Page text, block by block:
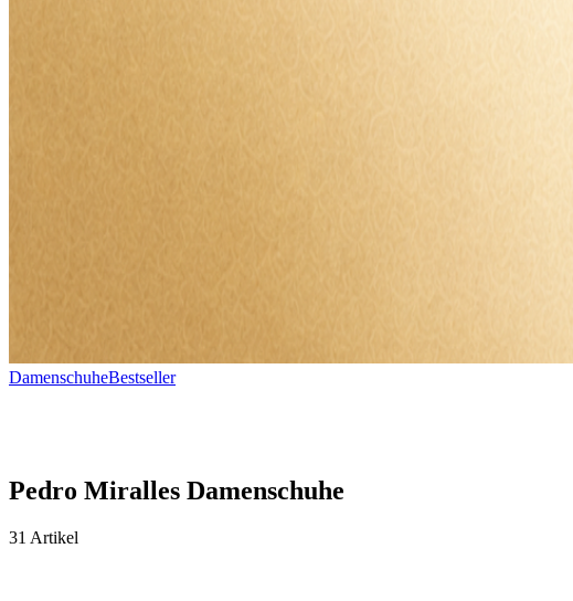
DamenschuheBestseller
Pedro Miralles Damenschuhe
31 Artikel